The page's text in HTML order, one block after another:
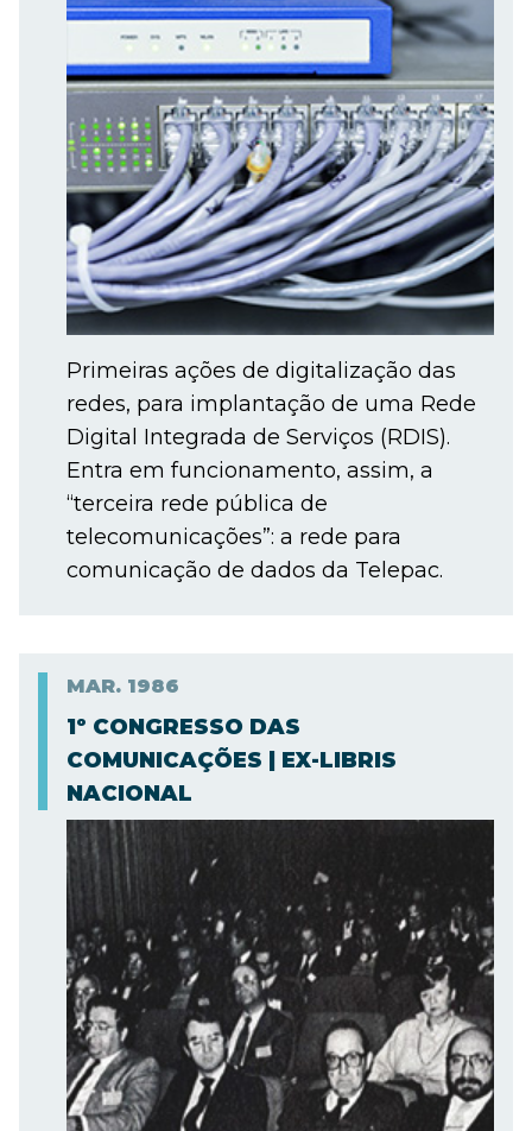
Primeiras ações de digitalização das
redes, para implantação de uma Rede
Digital Integrada de Serviços (RDIS).
Entra em funcionamento, assim, a
“terceira rede pública de
telecomunicações”: a rede para
comunicação de dados da Telepac.
MAR. 1986
1º CONGRESSO DAS
COMUNICAÇÕES | EX-LIBRIS
NACIONAL